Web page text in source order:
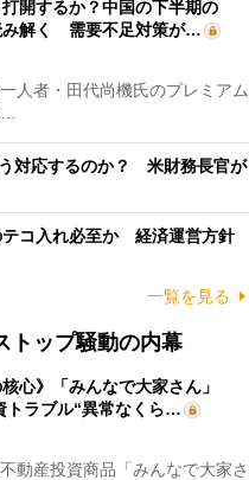
開するか？中国の下半期の
み解く 需要不足対策が…
人者・田代尚機氏のプレミアム
対応するのか？ 米財務長官が
テコ入れ必至か 経済運営方針
一覧を見る
トップ騒動の内幕
心》「みんなで大家さん」
トラブル“異常なくら…
動産投資商品「みんなで大家さ